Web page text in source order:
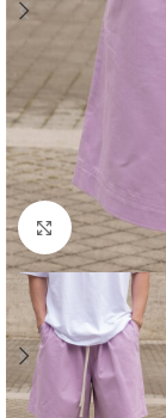
Click to